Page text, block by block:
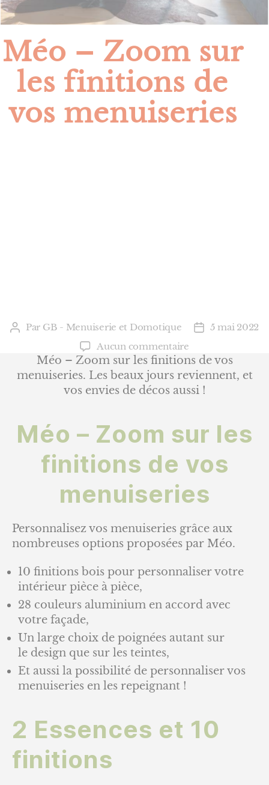
Méo – Zoom sur
les finitions de
vos menuiseries
Auteur
l’article
Par GB - Menuiserie et Domotique
Date
l’article
5 mai 2022
Aucun commentairesur
Méo
–
Zoom
finitions
de
menuiseries
Méo – Zoom sur les finitions de vos
menuiseries. Les beaux jours reviennent, et
vos envies de décos aussi !
Méo – Zoom sur les
finitions de vos
menuiseries
Personnalisez vos menuiseries grâce aux
nombreuses options proposées par Méo.
10 finitions bois pour personnaliser votre
intérieur pièce à pièce,
28 couleurs aluminium en accord avec
votre façade,
Un large choix de poignées autant sur
le design que sur les teintes,
Et aussi la possibilité de personnaliser vos
menuiseries en les repeignant !
2 Essences et 10
finitions